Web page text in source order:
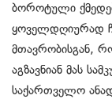
ბოროტული
ყოველდღიურად
მთავრობისგან,
აგზავნიან მას
საქართველო